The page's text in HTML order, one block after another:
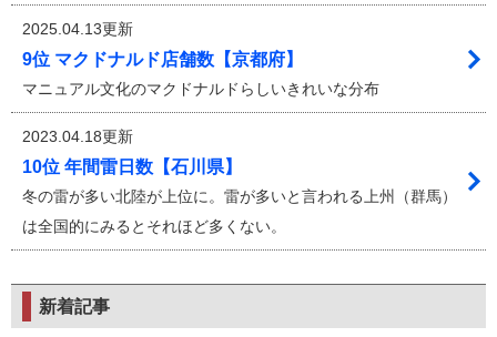
2025.04.13更新
9位 マクドナルド店舗数【京都府】
マニュアル文化のマクドナルドらしいきれいな分布
2023.04.18更新
10位 年間雷日数【石川県】
冬の雷が多い北陸が上位に。雷が多いと言われる上州（群馬）
は全国的にみるとそれほど多くない。
新着記事